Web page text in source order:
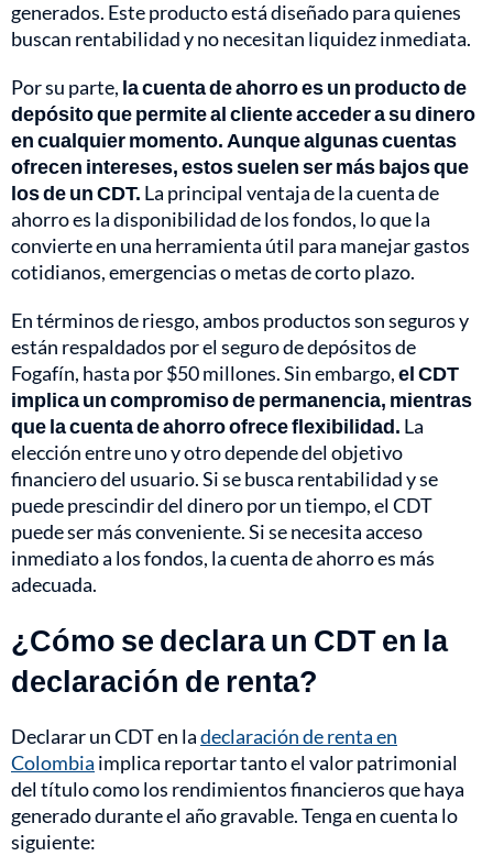
generados. Este producto está diseñado para quienes
buscan rentabilidad y no necesitan liquidez inmediata.
Por su parte, la cuenta de ahorro es un producto de
depósito que permite al cliente acceder a su dinero
en cualquier momento. Aunque algunas cuentas
ofrecen intereses, estos suelen ser más bajos que
los de un CDT. La principal ventaja de la cuenta de
ahorro es la disponibilidad de los fondos, lo que la
convierte en una herramienta útil para manejar gastos
cotidianos, emergencias o metas de corto plazo.
En términos de riesgo, ambos productos son seguros y
están respaldados por el seguro de depósitos de
Fogafín, hasta por $50 millones. Sin embargo,el CDT
implica un compromiso de permanencia, mientras
que la cuenta de ahorro ofrece flexibilidad. La
elección entre uno y otro depende del objetivo
financiero del usuario. Si se busca rentabilidad y se
puede prescindir del dinero por un tiempo, el CDT
puede ser más conveniente. Si se necesita acceso
inmediato a los fondos, la cuenta de ahorro es más
adecuada.
¿Cómo se declara un CDT en la
declaración de renta?
Declarar un CDT en ladeclaración de renta en
Colombia implica reportar tanto el valor patrimonial
del título como los rendimientos financieros que haya
generado durante el año gravable. Tenga en cuenta lo
siguiente: